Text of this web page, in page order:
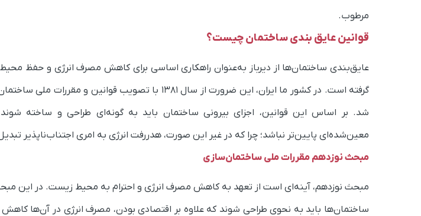
مرطوب.
قوانین عایق بندی ساختمان چیست؟
عایق‌بندی ساختمان‌ها از دیرباز به‌عنوان راهکاری اساسی برای کاهش مصرف انرژی و حفظ
گرفته است. در کشور ما ایران، این ضرورت از سال ۱۳۸۱ با تصویب
شد. بر اساس این قوانین، اجزای بیرونی ساختمان باید به گونه‌ای طراحی و ساخته
معین‌شده‌ای پایین‌تر نباشد؛ چرا که در غیر این صورت، هدررفت انرژی به امری اجتناب‌ناپذیر
مبحث نوزدهم مقررات ملی ساختمان‌سازی
مبحث نوزدهم، آینه‌ای است از تعهد به کاهش مصرف انرژی و احترام به محیط زیست. در این
ساختمان‌ها باید به نحوی طراحی شوند که علاوه بر اقتصادی بودن، مصرف انرژی در آن‌ها